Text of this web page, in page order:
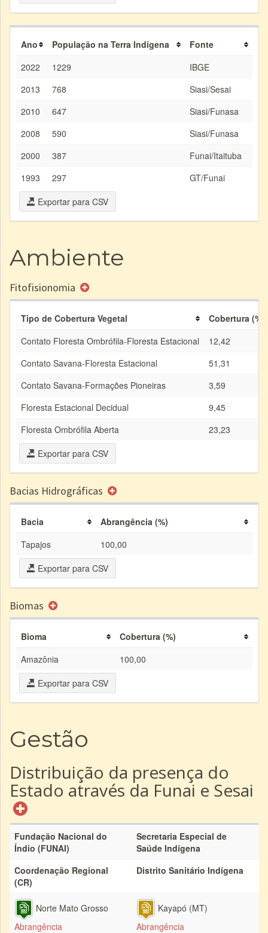
Ano População na Terra Indígena
Fonte
2022
1229
IBGE
2013
768
Siasi/Sesai
2010
647
Siasi/Funasa
2008
590
Siasi/Funasa
2000
387
Funai/Itaituba
1993
297
GT/Funai
Exportar para CSV
Ambiente
Fitofisionomia
Tipo de Cobertura Vegetal
Cobertura (%)
Contato Floresta Ombrófila-Floresta Estacional
12,42
Contato Savana-Floresta Estacional
51,31
Contato Savana-Formações Pioneiras
3,59
Floresta Estacional Decidual
9,45
Floresta Ombrófila Aberta
23,23
Exportar para CSV
Bacias Hidrográficas
Bacia
Abrangência (%)
Tapajos
100,00
Exportar para CSV
Biomas
Bioma
Cobertura (%)
Amazônia
100,00
Exportar para CSV
Gestão
Distribuição da presença do
Estado através da Funai e Sesai
Fundação Nacional do
Índio (FUNAI)
Secretaria Especial de
Saúde Indígena
Coordenação Regional
(CR)
Distrito Sanitário Indígena
Norte Mato Grosso
Abrangência
Kayapó (MT)
Abrangência